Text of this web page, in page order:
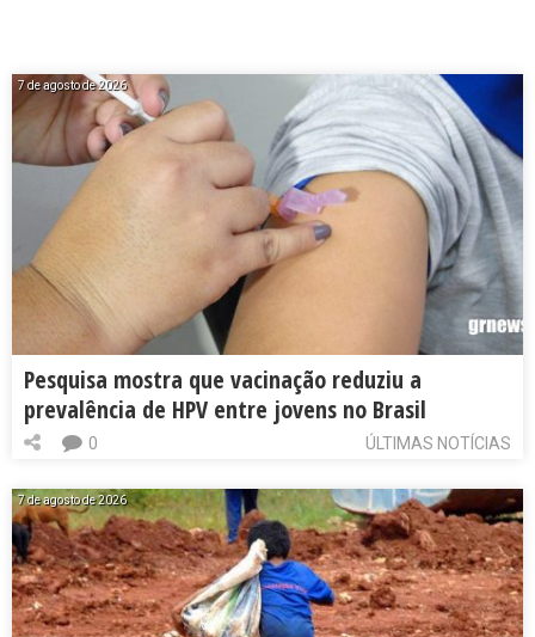
7 de agosto de 2026
Pesquisa mostra que vacinação reduziu a
prevalência de HPV entre jovens no Brasil
ÚLTIMAS NOTÍCIAS
0
7 de agosto de 2026